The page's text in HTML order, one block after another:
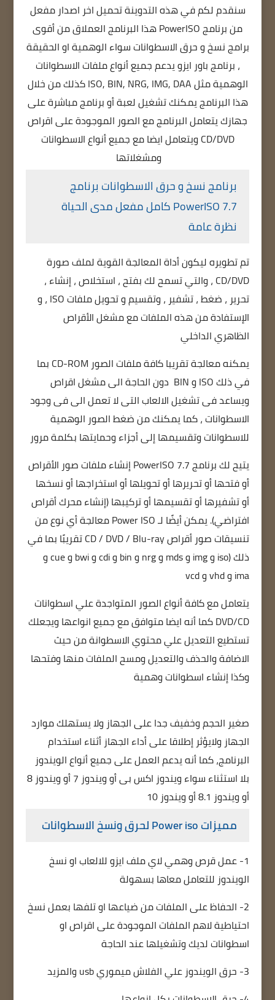
سنقدم لكم في هذه التدوينة تحميل اخر اصدار مفعل
من برنامج PowerISO هذا البرنامج العملاق من أقوى
برامج نسخ و حرق الاسطوانات سواء الوهمية او الحقيقة
، برنامج باور ايزو يدعم جميع أنواع ملفات الاسطوانات
الوهمية مثل ISO, BIN, NRG, IMG, DAA كذلك من خلال
هذا البرنامج يمكنك تشغيل لعبة أو برنامج مباشرة على
جهازك يتعامل البرنامج مع الصور الموجودة على اقراص
CD/DVD ويتعامل ايضا مع جميع أنواع الاسطوانات
ومشغلاتها
برنامج نسخ و حرق الاسطوانات برنامج
PowerISO 7.7 كامل مفعل مدى الحياة
نظرة عامة
تم تطويره ليكون أداة المعالجة القوية لملف صورة
CD/DVD ، والتي تسمح لك بفتح ، استخلاص ، إنشاء ،
تحرير ، ضغط ، تشفير ، وتقسيم و تحويل ملفات ISO ، و
الإستفادة من هذه الملفات مع مشغل الأقراص
الظاهري الداخلي
يمكنه معالجة تقريبا كافة ملفات الصور CD-ROM بما
في ذلك ISO و BIN دون الحاجة الى مشغل اقراص
ويساعد فى تشغيل الالعاب التى لا تعمل الى فى وجود
الاسطوانات ، كما يمكنك من ضغط الصور الوهمية
للاسطوانات وتقسيمها إلى أجزاء وحمايتها بكلمة مرور
يتيح لك برنامج PowerISO 7.7 إنشاء ملفات صور الأقراص
أو فتحها أو تحريرها أو تحويلها أو استخراجها أو نسخها
أو تشفيرها أو تقسيمها أو تركيبها (إنشاء محرك أقراص
افتراضي). يمكن أيضًا لـ Power ISO معالجة أي نوع من
تنسيقات صور أقراص CD / DVD / Blu-ray تقريبًا بما في
ذلك (iso و img و mds و nrg و bin و cdi و bwi و cue و
ima و vhd و vcd
يتعامل مع كافة أنواع الصور المتواجدة علي اسطوانات
DVD/CD كما أنه ايضا متوافق مع جميع انواعها ويجعلك
تستطيع التعديل علي محتوي الاسطوانة من حيث
الاضافة والحذف والتعديل ومسح الملفات منها وفتحها
وكذا إنشاء اسطوانات وهمية
صغير الحجم وخفيف جدا على الجهاز ولا يستهلك موارد
الجهاز ولايؤثر إطلاقا على أداء الجهاز أثناء استخدام
البرنامج، كما أنه يدعم العمل على جميع أنواع الويندوز
بلا استثناء سواء ويندوز اكس بى أو ويندوز 7 أو ويندوز 8
أو ويندوز 8.1 أو ويندوز 10
مميزات Power iso لحرق ونسخ الاسطوانات
1- عمل قرص وهمي لاي ملف ايزو للالعاب او نسخ
الويندوز للتعامل معاها بسهولة
2- الحفاظ على الملفات من ضياعها او تلفها بعمل نسخ
احتياطية لاهم الملفات الموجودة على اقراص او
اسطوانات لديك وتشغيلها عند الحاجة
3- حرق الويندوز علي الفلاش ميموري usb والمزيد